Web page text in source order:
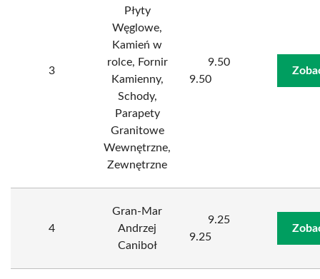
3
Płyty
Węglowe,
Kamień w
rolce, Fornir
Kamienny,
Schody,
Parapety
Granitowe
Wewnętrzne,
Zewnętrzne
9.50
9.50
4
Gran-Mar
Andrzej
Caniboł
9.25
9.25